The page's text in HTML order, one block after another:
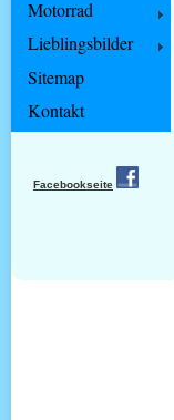
Motorrad
Lieblingsbilder
Sitemap
Kontakt
Facebookseite